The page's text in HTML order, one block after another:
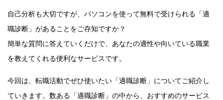
自己分析も大切ですが、パソコンを使って無料で受けられる「適
職診断」があることをご存知ですか？
簡単な質問に答えていくだけで、あなたの適性や向いている職業
を教えてくれる便利なサービスです。
今回は、転職活動でぜひ使いたい「適職診断」についてご紹介し
ていきます。数ある「適職診断」の中から、おすすめのサービス